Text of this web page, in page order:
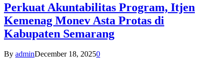
Perkuat Akuntabilitas Program, Itjen
Kemenag Monev Asta Protas di
Kabupaten Semarang
By adminDecember 18, 20250